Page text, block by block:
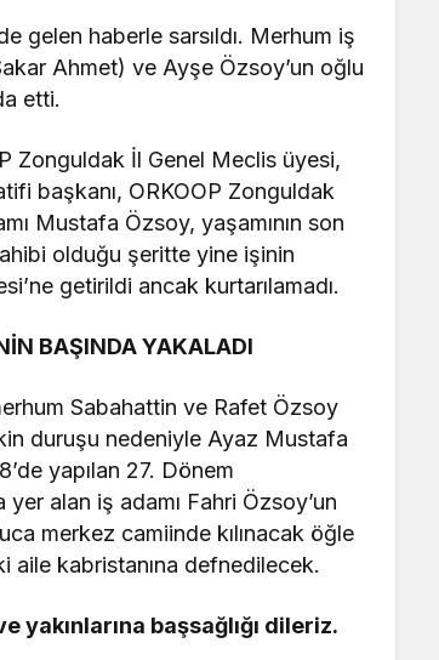
gelen haberle sarsıldı. Merhum iş
Ahmet) ve Ayşe Özsoy’un oğlu
etti.
Zonguldak İl Genel Meclis üyesi,
başkanı, ORKOOP Zonguldak
Mustafa Özsoy, yaşamının son
olduğu şeritte yine işinin
getirildi ancak kurtarılamadı.
BAŞINDA YAKALADI
Sabahattin ve Rafet Özsoy
duruşu nedeniyle Ayaz Mustafa
yapılan 27. Dönem
yer alan iş adamı Fahri Özsoy’un
merkez camiinde kılınacak öğle
aile kabristanına defnedilecek.
yakınlarına başsağlığı dileriz.